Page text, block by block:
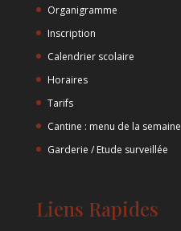
Organigramme
Inscription
Calendrier scolaire
Horaires
Tarifs
Cantine : menu de la semaine
Garderie / Etude surveillée
Liens Rapides